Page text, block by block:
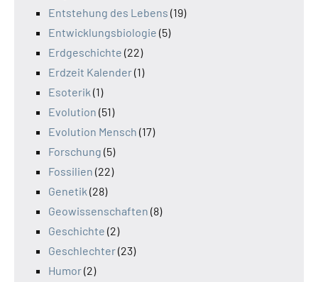
Entstehung des Lebens (19)
Entwicklungsbiologie (5)
Erdgeschichte (22)
Erdzeit Kalender(1)
Esoterik (1)
Evolution (51)
Evolution Mensch (17)
Forschung (5)
Fossilien (22)
Genetik (28)
Geowissenschaften (8)
Geschichte (2)
Geschlechter(23)
Humor(2)